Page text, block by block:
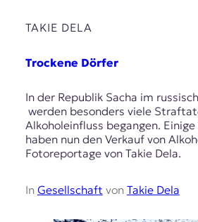
TAKIE DELA
Trockene Dörfer
In der Republik Sacha im
werden besonders viele
Alkoholeinfluss begangen.
haben nun den Verkauf von
Fotoreportage von Takie Dela.
In Gesellschaft von Takie Dela